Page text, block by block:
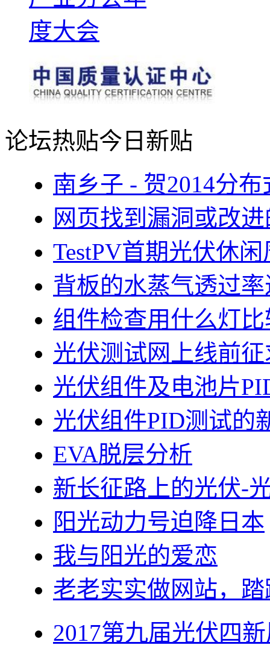
论坛热贴今日新贴
南乡子 - 贺2014分
网页找到漏洞或改
TestPV首期光伏休
背板的水蒸气透过
组件检查用什么灯
光伏测试网上线前
光伏组件及电池片
光伏组件PID测试的
EVA脱层分析
新长征路上的光伏-
阳光动力号迫降日本
我与阳光的爱恋
老老实实做网站，
2017第九届光伏四